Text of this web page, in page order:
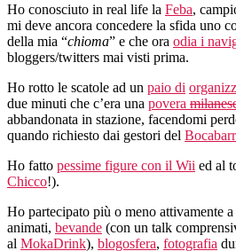
Ho conosciuto in real life la Feba,
mi deve ancora concedere la sfida uno
della mia “chioma” e che ora odia i
bloggers/twitters mai visti prima.
Ho rotto le scatole ad un paio di
due minuti che c’era una povera
abbandonata in stazione, facendomi
quando richiesto dai gestori del
Ho fatto pessime figure con il Wii ed al
Chicco!).
Ho partecipato più o meno attivamente
animati, bevande (con un talk
al MokaDrink), blogosfera, fotografia